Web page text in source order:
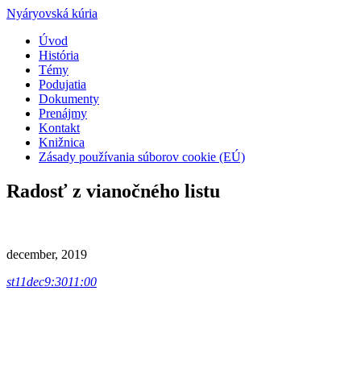
Nyáryovská kúria
Úvod
História
Témy
Podujatia
Dokumenty
Prenájmy
Kontakt
Knižnica
Zásady používania súborov cookie (EÚ)
Radosť z vianočného listu
december, 2019
st11dec9:3011:00